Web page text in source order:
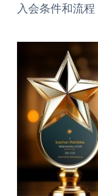
入会条件和流程